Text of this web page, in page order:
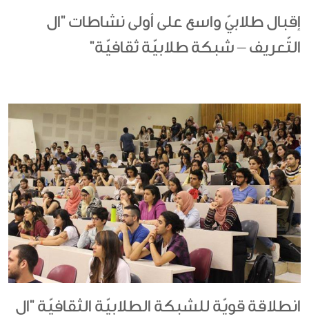
إقبال طلابيّ واسع على أولى نشاطات "ال
التّعريف – شبكة طلابيّة ثقافيّة"
انطلاقة قويّة للشبكة الطلابيّة الثقافيّة "ال